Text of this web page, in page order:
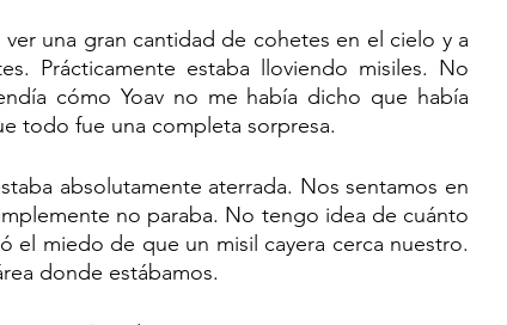
una gran cantidad de cohetes en el cielo y a
Prácticamente estaba lloviendo misiles. No
cómo Yoav no me había dicho que había
todo fue una completa sorpresa.
absolutamente aterrada. Nos sentamos en
no paraba. No tengo idea de cuánto
miedo de que un misil cayera cerca nuestro.
donde estábamos.